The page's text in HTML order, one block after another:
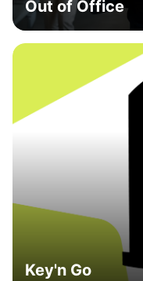
Out of Office
Key'n Go